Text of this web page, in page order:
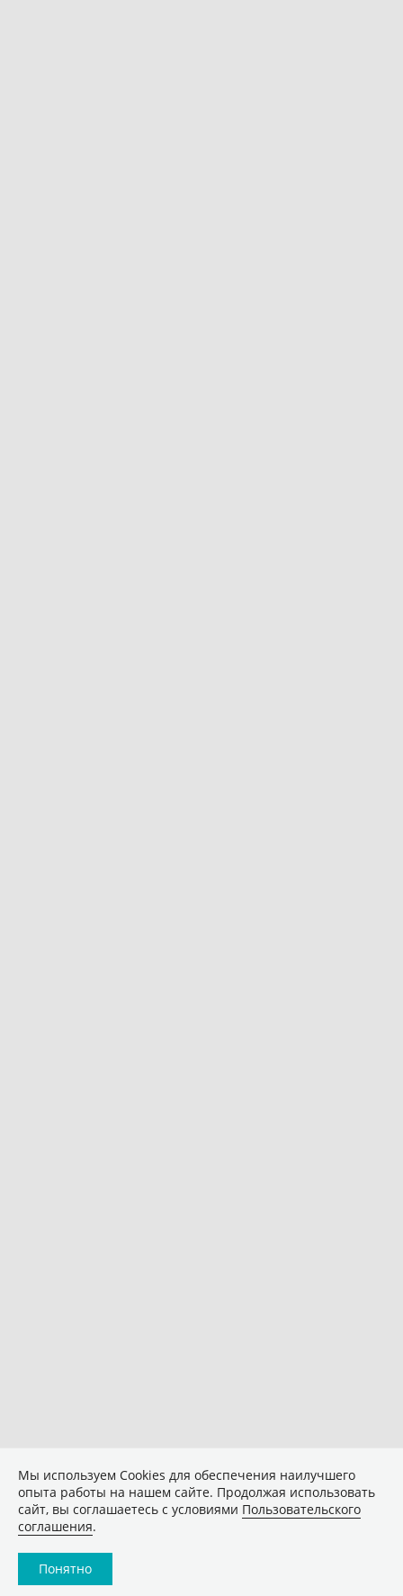
Мы используем Сookies для обеспечения наилучшего
опыта работы на нашем сайте. Продолжая использовать
сайт, вы соглашаетесь с условиями Пользовательского
соглашения.
Понятно